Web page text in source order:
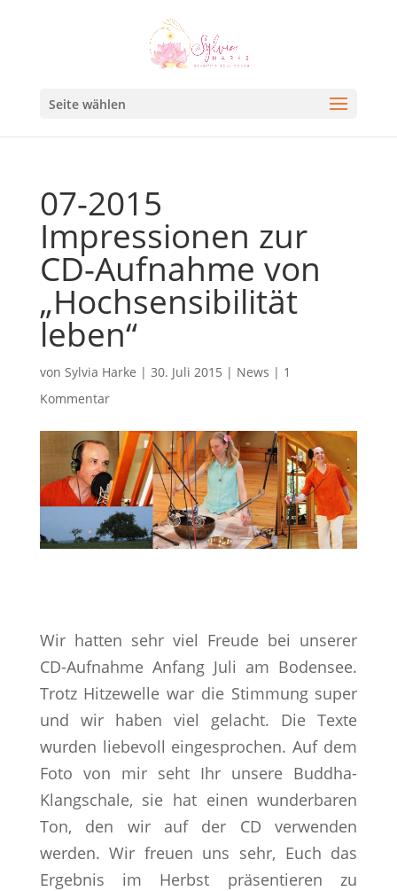
Seite wählen
07-2015
Impressionen zur
CD-Aufnahme von
„Hochsensibilität
leben“
von Sylvia Harke | 30. Juli 2015 | News | 1
Kommentar
Wir hatten sehr viel Freude bei unserer
CD-Aufnahme Anfang Juli am Bodensee.
Trotz Hitzewelle war die Stimmung super
und wir haben viel gelacht. Die Texte
wurden liebevoll eingesprochen. Auf dem
Foto von mir seht Ihr unsere Buddha-
Klangschale, sie hat einen wunderbaren
Ton, den wir auf der CD verwenden
werden. Wir freuen uns sehr, Euch das
Ergebnis im Herbst präsentieren zu